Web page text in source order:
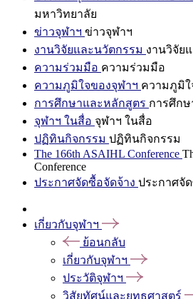
มหาวิทยาลัย
ข่าวจุฬาฯ ข่าวจุฬาฯ
งานวิจัยและนวัตกรรม งานวิจัย
ความร่วมมือ ความร่วมมือ
ความภูมิใจของจุฬาฯ ความภูมิใ
การศึกษาและหลักสูตร การศึก
จุฬาฯ ในสื่อ จุฬาฯ ในสื่อ
ปฏิทินกิจกรรม ปฏิทินกิจกรรม
The 166th ASAIHL Conference
Conference
ประกาศจัดซื้อจัดจ้าง ประกาศจั
เกี่ยวกับจุฬาฯ
ย้อนกลับ
เกี่ยวกับจุฬาฯ
ประวัติจุฬาฯ
วิสัยทัศน์และยุทธศาสตร์